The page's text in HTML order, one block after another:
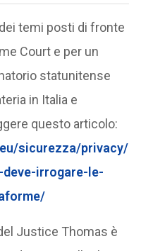
temi posti di fronte
Court e per un
statunitense
in Italia e
questo articolo:
sicurezza/privacy/
irrogare-le-
Justice Thomas è